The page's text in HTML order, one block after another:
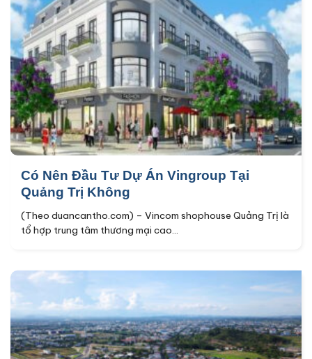
Có Nên Đầu Tư Dự Án Vingroup Tại
Quảng Trị Không
(Theo duancantho.com) – Vincom shophouse Quảng Trị là
tổ hợp trung tâm thương mại cao...